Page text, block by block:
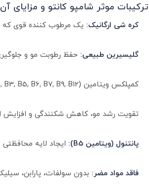
ترکیبات موثر شامپو کانتو و مزایای
کره شی ارگانیک: یک مرطوب کننده قوی که
گلیسیرین طبیعی: حفظ رطوبت مو و
کمپلکس ویتامین (B (B1, B2, B3, B5, B6, B7, B9, B12
تقویت رشد مو، کاهش شکنندگی و افزایش
پانتنول (ویتامین B5): ایجاد لایه
فاقد مواد مضر: بدون سولفات، پارابن،